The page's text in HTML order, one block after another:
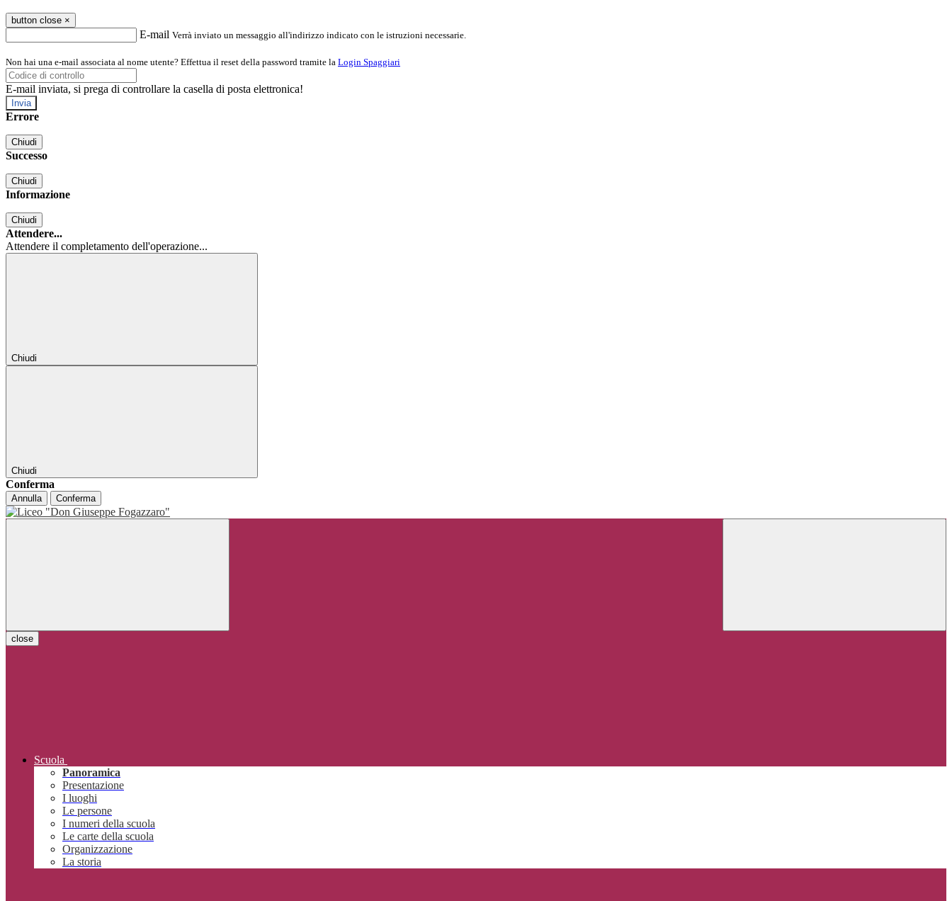
button close ×
E-mail Verrà inviato un messaggio all'indirizzo indicato con le istruzioni necessarie.
Non hai una e-mail associata al nome utente? Effettua il reset della password tramite la Login Spaggiari
E-mail inviata, si prega di controllare la casella di posta elettronica!
Errore
Chiudi
Successo
Chiudi
Informazione
Chiudi
Attendere...
Attendere il completamento dell'operazione...
Chiudi
Chiudi
Conferma
Annulla Conferma
close
Scuola
Panoramica
Presentazione
I luoghi
Le persone
I numeri della scuola
Le carte della scuola
Organizzazione
La storia